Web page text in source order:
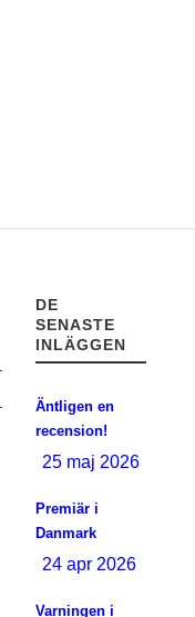
DE
SENASTE
INLÄGGEN
Äntligen en
recension!
25 maj 2026
Premiär i
Danmark
24 apr 2026
Varningen i